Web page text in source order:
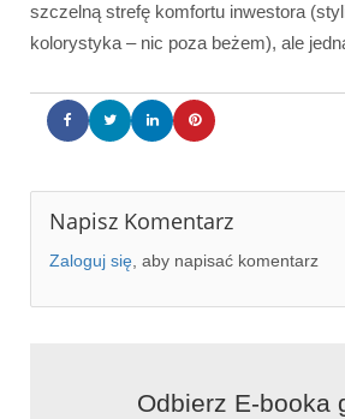
szczelną strefę komfortu inwestora
kolorystyka – nic poza beżem), ale
Napisz Komentarz
Zaloguj się , aby napisać komentarz
Odbierz E-booka